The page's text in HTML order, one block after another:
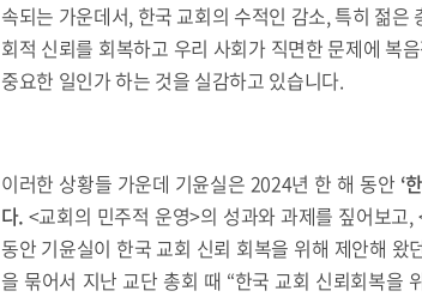
속되는 가운데서, 한국 교회의 수적인 감소, 특히 젊
회적 신뢰를 회복하고 우리 사회가 직면한 문제에 복
중요한 일인가 하는 것을 실감하고 있습니다.
이러한 상황들 가운데 기윤실은 2024년 한 해 동안 ‘
다. <교회의 민주적 운영>의 성과와 과제를 짚어보
동안 기윤실이 한국 교회 신뢰 회복을 위해 제안해
을 묶어서 지난 교단 총회 때 “한국 교회 신뢰회복을